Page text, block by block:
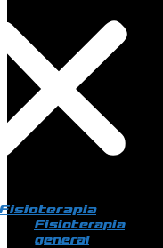
Fisioterapia
general